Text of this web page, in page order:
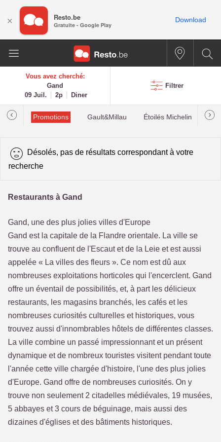
Vous avez cherché:
Gand
09 Juil.
2p Diner
Filtrer
Promotions Gault&Millau Étoilés Michelin
Désolés, pas de résultats correspondant à votre
recherche
Restaurants à Gand
Gand, une des plus jolies villes d'Europe
Gand est la capitale de la Flandre orientale. La ville se
trouve au confluent de l'Escaut et de la Leie et est aussi
appelée « La villes des fleurs ». Ce nom est dû aux
nombreuses exploitations horticoles qui l'encerclent. Gand
offre un éventail de possibilités, et, à part les délicieux
restaurants, les magasins branchés, les cafés et les
nombreuses curiosités culturelles et historiques, vous
trouvez aussi d'innombrables hôtels de différentes classes.
La ville combine un passé impressionnant et un présent
dynamique et de nombreux touristes visitent pendant toute
l'année cette ville chargée d'histoire, l'une des plus jolies
d'Europe. Gand offre de nombreuses curiosités. On y
trouve non seulement 2 citadelles médiévales, 19 musées,
5 abbayes et 3 cours de béguinage, mais aussi des
dizaines d'églises et des bâtiments historiques.
× Resto.be
Gratuite - Google Play
Download